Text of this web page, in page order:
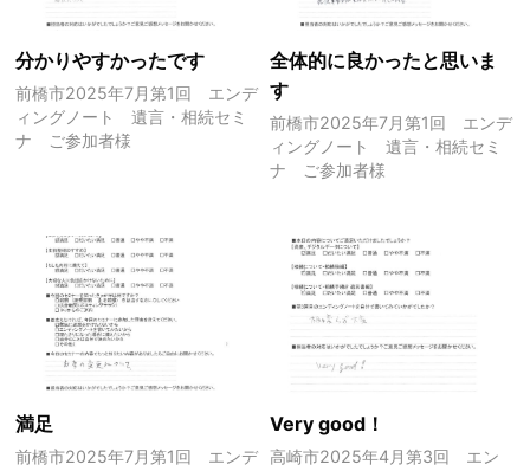
分かりやすかったです
前橋市2025年7月第1回 エンデ
ィングノート 遺言・相続セミ
ナ ご参加者様
全体的に良かったと思いま
す
前橋市2025年7月第1回 エンデ
ィングノート 遺言・相続セミ
ナ ご参加者様
満足
前橋市2025年7月第1回 エンデ
Very good！
高崎市2025年4月第3回 エン